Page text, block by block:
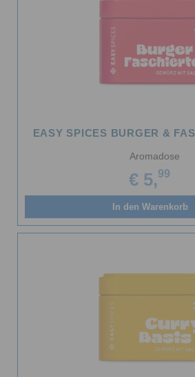
EASY SPICES BURGER &
Aromadose
€ 5,99
In den Warenkorb